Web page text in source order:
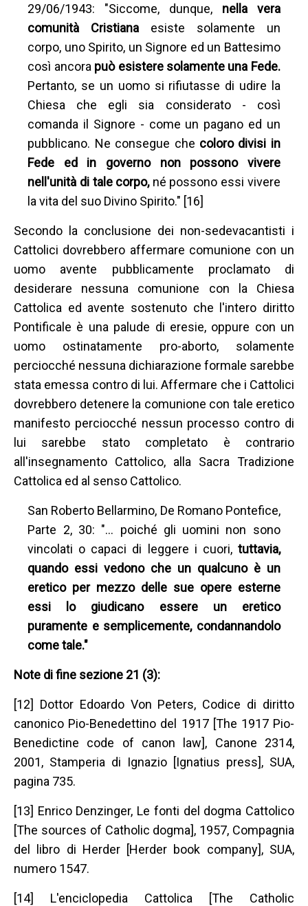
29/06/1943: "Siccome, dunque, nella vera
comunità Cristiana esiste solamente un
corpo, uno Spirito, un Signore ed un Battesimo
così ancora può esistere solamente una Fede.
Pertanto, se un uomo si rifiutasse di udire la
Chiesa che egli sia considerato - così
comanda il Signore - come un pagano ed un
pubblicano. Ne consegue che coloro divisi in
Fede ed in governo non possono vivere
nell'unità di tale corpo, né possono essi vivere
la vita del suo Divino Spirito." [16]
Secondo la conclusione dei non-sedevacantisti i
Cattolici dovrebbero affermare comunione con un
uomo avente pubblicamente proclamato di
desiderare nessuna comunione con la Chiesa
Cattolica ed avente sostenuto che l'intero diritto
Pontificale è una palude di eresie, oppure con un
uomo ostinatamente pro-aborto, solamente
perciocché nessuna dichiarazione formale sarebbe
stata emessa contro di lui. Affermare che i Cattolici
dovrebbero detenere la comunione con tale eretico
manifesto perciocché nessun processo contro di
lui sarebbe stato completato è contrario
all'insegnamento Cattolico, alla Sacra Tradizione
Cattolica ed al senso Cattolico.
San Roberto Bellarmino, De Romano Pontefice,
Parte 2, 30: "… poiché gli uomini non sono
vincolati o capaci di leggere i cuori, tuttavia,
quando essi vedono che un qualcuno è un
eretico per mezzo delle sue opere esterne
essi lo giudicano essere un eretico
puramente e semplicemente, condannandolo
come tale."
Note di fine sezione 21 (3):
[12] Dottor Edoardo Von Peters, Codice di diritto
canonico Pio-Benedettino del 1917 [The 1917 Pio-
Benedictine code of canon law], Canone 2314,
2001, Stamperia di Ignazio [Ignatius press], SUA,
pagina 735.
[13] Enrico Denzinger, Le fonti del dogma Cattolico
[The sources of Catholic dogma], 1957, Compagnia
del libro di Herder [Herder book company], SUA,
numero 1547.
[14] L'enciclopedia Cattolica [The Catholic